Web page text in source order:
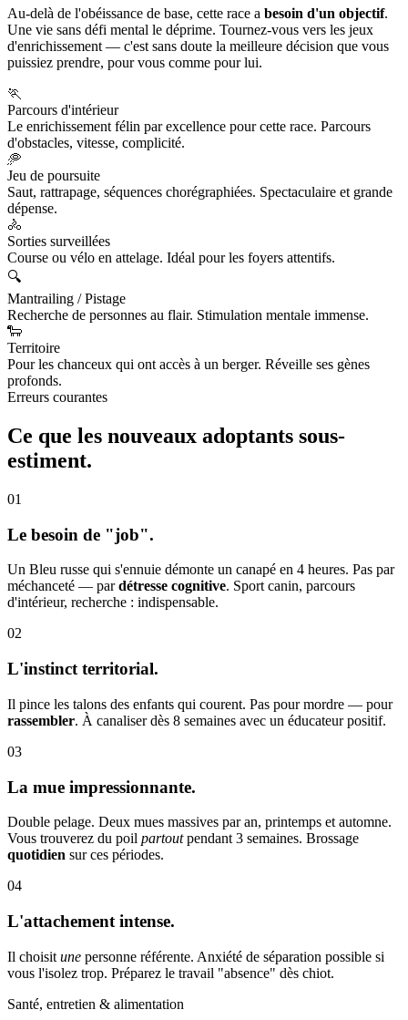
Au-delà de l'obéissance de base, cette race a besoin d'un objectif.
Une vie sans défi mental le déprime. Tournez-vous vers les jeux
d'enrichissement — c'est sans doute la meilleure décision que vous
puissiez prendre, pour vous comme pour lui.
🏃
Parcours d'intérieur
Le enrichissement félin par excellence pour cette race. Parcours
d'obstacles, vitesse, complicité.
🥏
Jeu de poursuite
Saut, rattrapage, séquences chorégraphiées. Spectaculaire et grande
dépense.
🚴
Sorties surveillées
Course ou vélo en attelage. Idéal pour les foyers attentifs.
🔍
Mantrailing / Pistage
Recherche de personnes au flair. Stimulation mentale immense.
🐑
Territoire
Pour les chanceux qui ont accès à un berger. Réveille ses gènes
profonds.
Erreurs courantes
Ce que les nouveaux adoptants sous-
estiment.
01
Le besoin de "job".
Un Bleu russe qui s'ennuie démonte un canapé en 4 heures. Pas par
méchanceté — pardétresse cognitive. Sport canin, parcours
d'intérieur, recherche : indispensable.
02
L'instinct territorial.
Il pince les talons des enfants qui courent. Pas pour mordre — pour
rassembler. À canaliser dès 8 semaines avec un éducateur positif.
03
La mue impressionnante.
Double pelage. Deux mues massives par an, printemps et automne.
Vous trouverez du poil partoutpendant 3 semaines. Brossage
quotidien sur ces périodes.
04
L'attachement intense.
Il choisit une personne référente. Anxiété de séparation possible si
vous l'isolez trop. Préparez le travail "absence" dès chiot.
Santé, entretien & alimentation